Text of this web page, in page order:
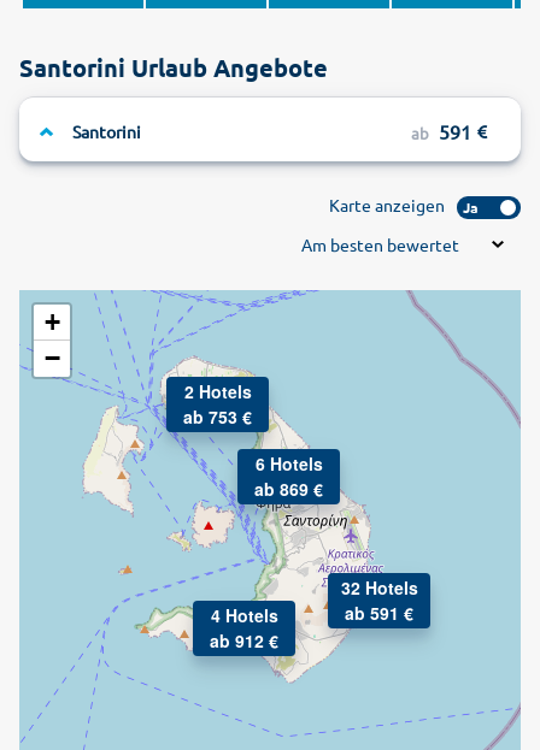
Santorini Urlaub Angebote
Santorini ab 591
Karte anzeigen Ja
Am besten bewertet
2 Hotels
ab 753 €
4 Hotels
ab 912 €
6 Hotels
ab 869 €
32 Hotels
ab 591 €
+
−